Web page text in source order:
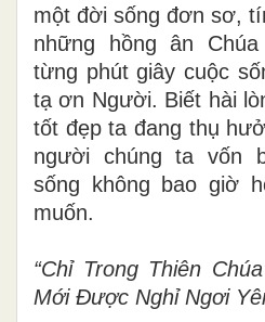
một đời sống đơn sơ,
những hồng ân
từng phút giây cuộc
tạ ơn Người. Biết hài
tốt đẹp ta đang thụ
người chúng ta vốn
sống không bao giờ
muốn.
“Chỉ Trong Thiên
Mới Được Nghỉ Ngơi